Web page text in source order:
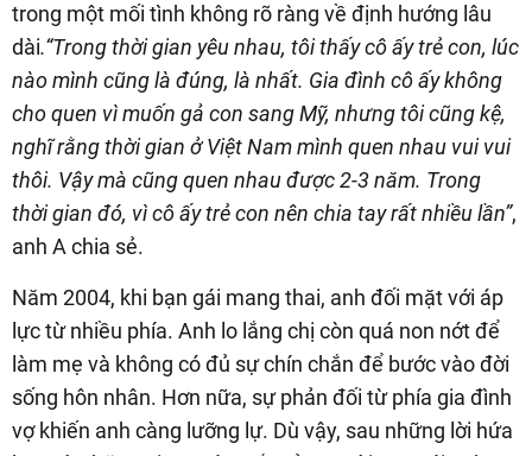
trong một mối tình không rõ ràng về định hướng lâu
dài.“Trong thời gian yêu nhau, tôi thấy cô ấy trẻ con, lúc
nào mình cũng là đúng, là nhất. Gia đình cô ấy không
cho quen vì muốn gả con sang Mỹ, nhưng tôi cũng kệ,
nghĩ rằng thời gian ở Việt Nam mình quen nhau vui vui
thôi. Vậy mà cũng quen nhau được 2-3 năm. Trong
thời gian đó, vì cô ấy trẻ con nên chia tay rất nhiều lần”,
anh A chia sẻ.
Năm 2004, khi bạn gái mang thai, anh đối mặt với áp
lực từ nhiều phía. Anh lo lắng chị còn quá non nớt để
làm mẹ và không có đủ sự chín chắn để bước vào đời
sống hôn nhân. Hơn nữa, sự phản đối từ phía gia đình
vợ khiến anh càng lưỡng lự. Dù vậy, sau những lời hứa